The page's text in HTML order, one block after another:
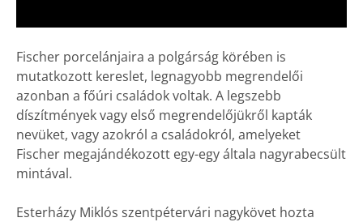
Fischer porcelánjaira a polgárság körében is
mutatkozott kereslet, legnagyobb megrendelői
azonban a főúri családok voltak. A legszebb
díszítmények vagy első megrendelőjükről kapták
nevüket, vagy azokról a családokról, amelyeket
Fischer megajándékozott egy-egy általa nagyrabecsült
mintával.
Esterházy Miklós szentpétervári nagykövet hozta